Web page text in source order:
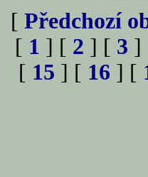
[ Předchozí
[ 1 ] [ 2 ] [ 3 ]
[ 15 ] [ 16 ] [